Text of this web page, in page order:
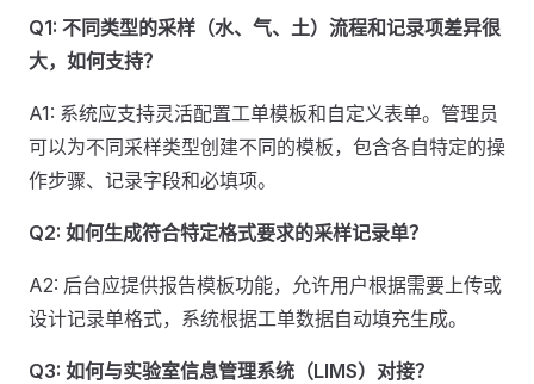
Q1: 不同类型的采样（水、气、土）流程和记录项差异很
大，如何支持？
A1: 系统应支持灵活配置工单模板和自定义表单。管理员
可以为不同采样类型创建不同的模板，包含各自特定的操
作步骤、记录字段和必填项。
Q2: 如何生成符合特定格式要求的采样记录单？
A2: 后台应提供报告模板功能，允许用户根据需要上传或
设计记录单格式，系统根据工单数据自动填充生成。
Q3: 如何与实验室信息管理系统（LIMS）对接？